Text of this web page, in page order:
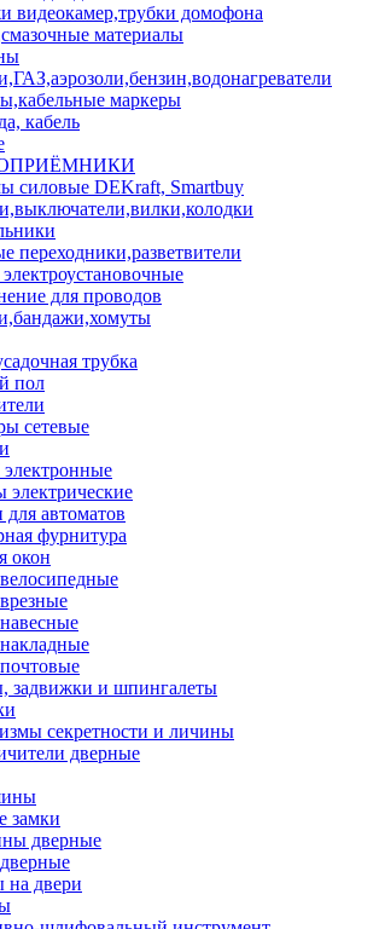
видеокамер,трубки домофона
материалы
маркеры
кабель
силовые DEKraft, Smartbuy
переходники,разветвители
для проводов
трубка
пол
сетевые
автоматов
фурнитура
окон
задвижки и шпингалеты
секретности и личины
дверные
замки
дверные
двери